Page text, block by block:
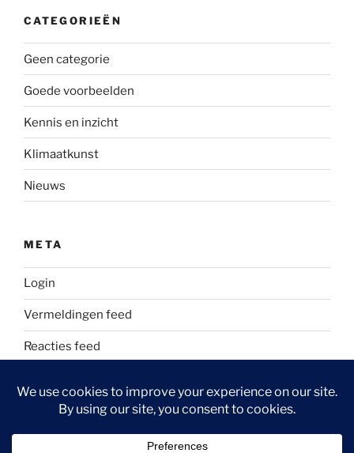
CATEGORIEËN
Geen categorie
Goede voorbeelden
Kennis en inzicht
Klimaatkunst
Nieuws
META
Login
Vermeldingen feed
Reacties feed